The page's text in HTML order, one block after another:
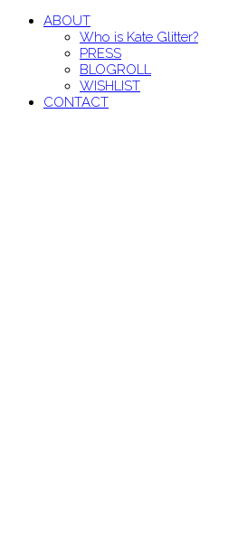
ABOUT
Who is Kate Glitter?
PRESS
BLOGROLL
WISHLIST
CONTACT